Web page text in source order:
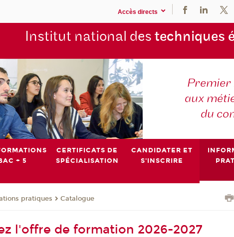
Accès directs
Institut national des techniques
aux
du
+ 5
CERTIFICATS DE
SPÉCIALISATION
CANDIDATER ET
S'INSCRIRE
pratiques Catalogue
l'offre de formation 2026-2027